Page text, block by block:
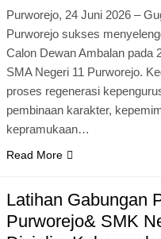
Purworejo, 24 Juni 2026 –
Purworejo sukses
Calon Dewan Ambalan pada
SMA Negeri 11 Purworejo.
proses regenerasi
pembinaan karakter,
kepramukaan…
Read More
Latihan Gabungan
Purworejo& SMK